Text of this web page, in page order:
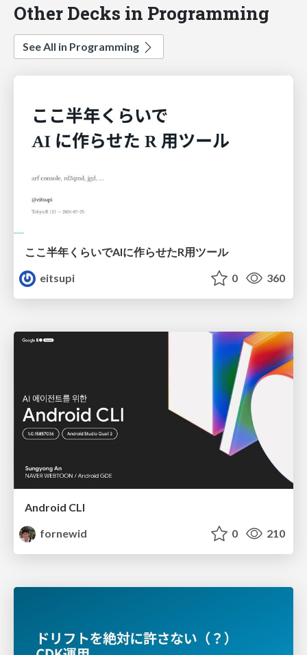
Other Decks in Programming
See All in Programming
ここ半年くらいでAIに作らせたR用ツール
eitsupi
0 360
Android CLI
fornewid
0 210